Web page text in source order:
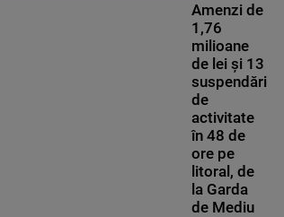
Amenzi de
1,76
milioane
de lei și 13
suspendări
de
activitate
în 48 de
ore pe
litoral, de
la Garda
de Mediu